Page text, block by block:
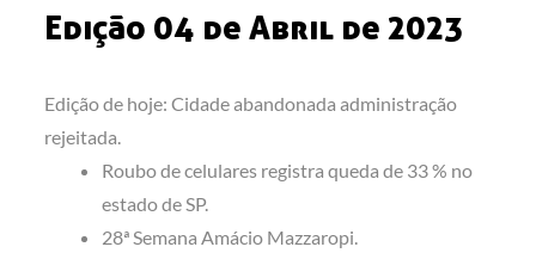
Edição 04 de Abril de 2023
Edição de hoje: Cidade abandonada administração
rejeitada.
Roubo de celulares registra queda de 33 % no
estado de SP.
28ª Semana Amácio Mazzaropi.